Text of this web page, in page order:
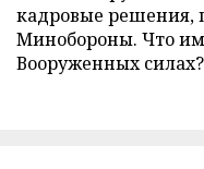
кадровые решения,
Минобороны. Что
Вооруженных силах?